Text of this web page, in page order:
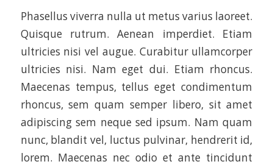
Phasellus viverra nulla ut metus varius laoreet.
Quisque rutrum. Aenean imperdiet. Etiam
ultricies nisi vel augue. Curabitur ullamcorper
ultricies nisi. Nam eget dui. Etiam rhoncus.
Maecenas tempus, tellus eget condimentum
rhoncus, sem quam semper libero, sit amet
adipiscing sem neque sed ipsum. Nam quam
nunc, blandit vel, luctus pulvinar, hendrerit id,
lorem. Maecenas nec odio et ante tincidunt